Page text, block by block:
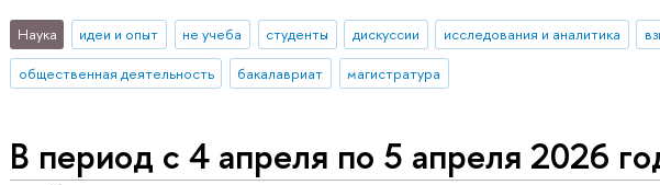
Наука идеи и опыт не учеба студенты дискуссии исследования и аналитика
общественная деятельность
бакалавриат магистратура
В период с 4 апреля по 5 апреля 2026